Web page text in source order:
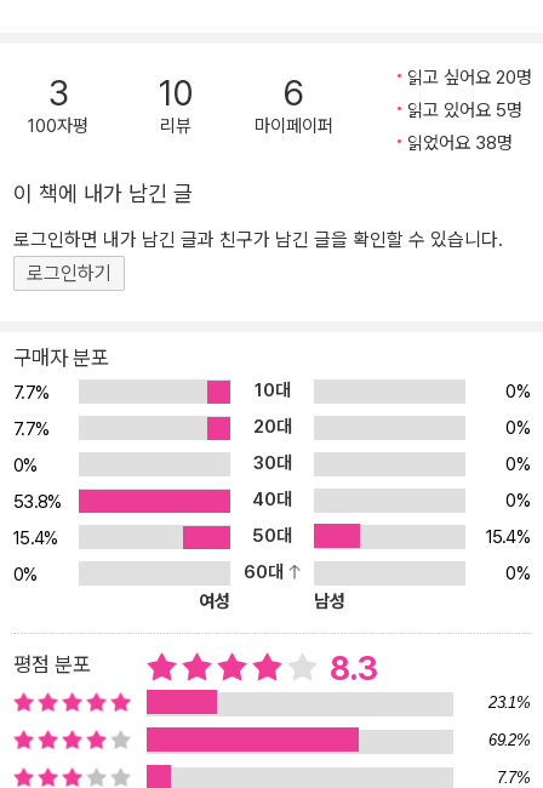
의 중요성을 깨달은 달팽이』(2013), 『자신의 이름을 지킨 개 이야기』
(2015) 등은 스페인과 이탈리아를 비롯한 전 세계 독자들에게 큰 사
랑을 받고 있다. 2016년 헤밍웨이 문학상을 수상하며 ?강렬한 알레
표현하는 동화를 썼다?는 평가를 받았다.
상 판매된 베스트셀러다. 믹스(고양이), 막스(사람), 멕스(생쥐)가 작
품의 세 주인공이다. 세풀베다는 자신의 아들과 고양이를 모델로 해
서 이 작품을 썼다고 한다. ‘믹스’(고양이), ‘막스’(아들)라는 이름도 실
다. “나는 유독 고양이를 좋아한다. 왜냐하면 고양이는 자존심도 세
고, 한곳에 매여 있기를 싫어하기도 하지만, 무엇보다 신비로운 느낌
을 주기 때문이다. 내가 꼬맹이 믹스 ─ 참, 믹스는 내 아들 막스가 ‘뮌
한지 깜짝 놀랐다. 믹스는 우리 가족의 사랑을 듬뿍 받으면서 자랐다.
[…] 녀석을 볼 때마다 나는 이렇게 묻곤 했다. 「지금 뭘 생각하니, 믹
스?」 물론 녀석은 아무 대답도 하지 않았다. 이어지는 이야기는 내 물
음에 믹스가 어떤 대답을 했을까, 다시 말해 녀석의 침묵이 무슨 뜻일
까를 상상하면서 쓴 글이다.” 세풀베다는 그 상상을 통해 단순하지만
아름답고, 짧지만 감동적인 우정의 이야기를 탄생시켰다. “누가 누구
의 주인이라는 건 얼마나 잘못된 생각인가” 짧지만 감동적인 이야기
에 실린 우정의 의미 “물론 믹스는 막스의 고양이고, 막스는 믹스의
주인이라고 할 수도 있다. 하지만 나이가 들다 보면 한 사람이 다른 이
나 어떤 동물의 주인이라고 하는 게 얼마나 그릇된 생각인지 깨닫게
된다. 차라리 막스와 믹스, 아니 믹스와 막스는 서로 좋아한다고 말하
는 편이 훨씬 나을 것이다.” 어린 시절을 함께 보낸 믹스와 막스. 막스
가 청년이 되면서 둘은 함께 집을 떠나 독립 생활을 시작한다. 그동안
믹스는 늙은 고양이가 되었다. 막스가 일 때문에 여러 날 집을 비우자
3
100자평
10
리뷰
6
마이페이퍼
읽고 싶어요 20명
읽고 있어요 5명
읽었어요 38명
이 책에 내가 남긴 글
로그인하면 내가 남긴 글과 친구가 남긴 글을 확인할 수 있습니다.
로그인하기
구매자 분포
7.7% 10대
0%
7.7%
20대
0%
0%
30대
0%
53.8%
40대
0%
15.4%
50대
15.4%
0%
60대
0%
여성
남성
평점 분포 8.3
23.1%
69.2%
7.7%